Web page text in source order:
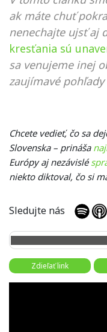
ak máte chuť
nenechajte ujsť aj
kresťania sú
sa venujeme inej
zaujímavé
Chcete vedieť, čo sa
Slovenska – prináša
Európy aj nezávislé
niekto diktoval, čo si
Sledujte nás
Zdieľať link